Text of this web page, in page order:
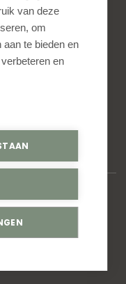
All rights reserved
van deze
om
te bieden en
en